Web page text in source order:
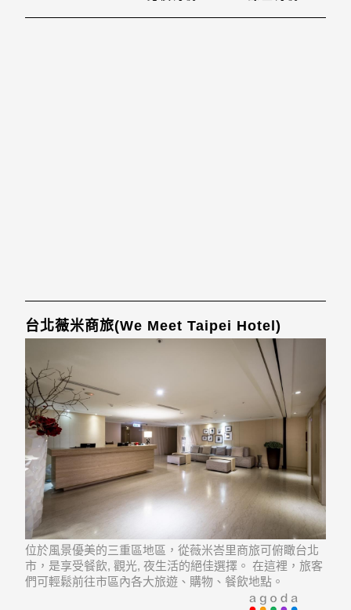
台北薇米商旅(We Meet Taipei Hotel)
位於風景優美的三重區地區，從薇米峇里商旅可俯瞰台北
市，是享受餐飲, 觀光, 夜生活的絕佳選擇。 在這裡，旅客
們可輕鬆前往市區內各大旅遊、購物、餐飲地點。
Jiangaotong, Yanshan Night Market, Taipei Xia-Hai City